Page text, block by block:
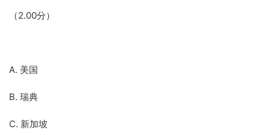
（2.00分）
A. 美国
B. 瑞典
C. 新加坡